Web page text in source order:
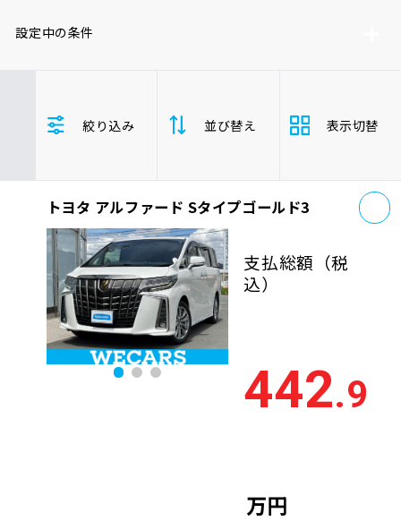
品質管理とサポート体制
オイル交換・点検・整備予約
企業情報
0120-733-500
設定中の条件
絞り込み
並び替え
支払総
額
安い順 高
年式 新しい順
走行距
離
少ない順
排気量 大きい順 小さ
表示切替
トヨタ アルファード Sタイプゴールド3
支払総額 （税
込）
442.9
万円